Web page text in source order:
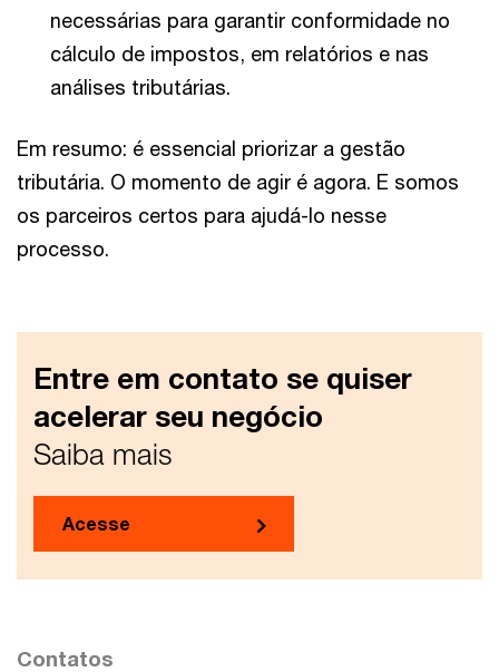
necessárias para garantir conformidade no
cálculo de impostos, em relatórios e nas
análises tributárias.
Em resumo: é essencial priorizar a gestão
tributária. O momento de agir é agora. E somos
os parceiros certos para ajudá-lo nesse
processo.
Entre em contato se quiser
acelerar seu negócio
Saiba mais
Acesse
Contatos